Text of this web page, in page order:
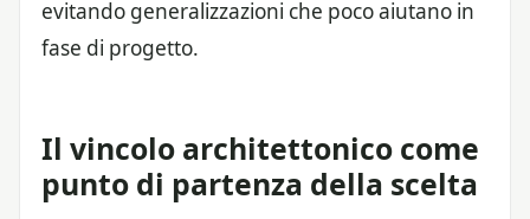
evitando generalizzazioni che poco aiutano in
fase di progetto.
Il vincolo architettonico come
punto di partenza della scelta